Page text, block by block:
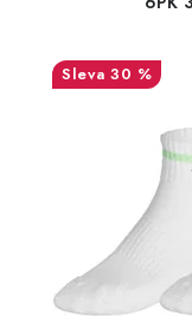
30 %